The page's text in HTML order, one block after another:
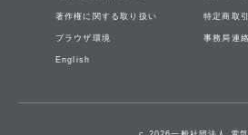
著作権に関する取り扱い 特定商取
ブラウザ環境 事務局連
English